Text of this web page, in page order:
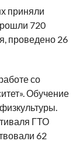
приняли
720
проведено 26
со
Обучение
ГТО
62